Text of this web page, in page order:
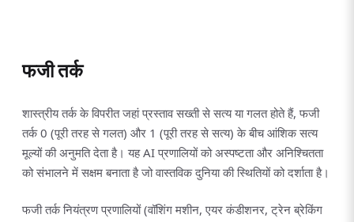
फजी तर्क
शास्त्रीय तर्क के विपरीत जहां प्रस्ताव सख्ती से सत्य या गलत होते हैं, फजी
तर्क 0 (पूरी तरह से गलत) और 1 (पूरी तरह से सत्य) के बीच आंशिक सत्य
मूल्यों की अनुमति देता है। यह AI प्रणालियों को अस्पष्टता और अनिश्चितता
को संभालने में सक्षम बनाता है जो वास्तविक दुनिया की स्थितियों को दर्शाता है।
फजी तर्क नियंत्रण प्रणालियों (वॉशिंग मशीन, एयर कंडीशनर, ट्रेन ब्रेकिंग